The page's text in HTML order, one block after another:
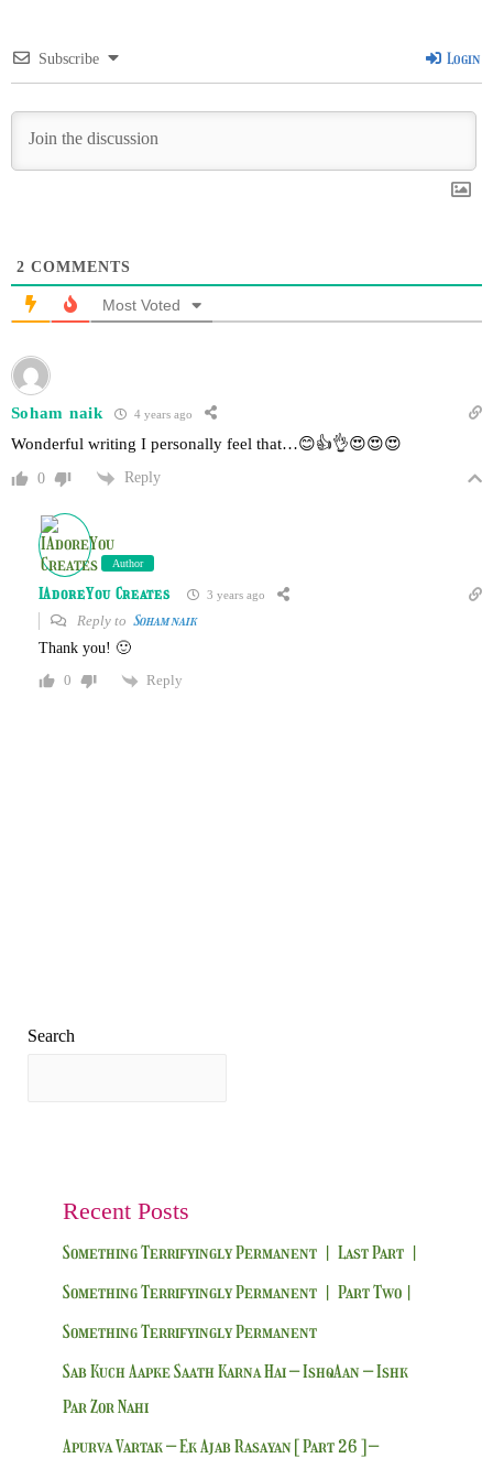
Subscribe Login
2 COMMENTS
Most Voted
Soham naik 4 years ago
Wonderful writing I personally feel that…😊👍👌😍😍😍
0 Reply
Author
IAdoreYou Creates 3 years ago
Reply to Soham naik
Thank you! 🙂
0
Reply
Search
Recent Posts
Something Terrifyingly Permanent | Last Part |
Something Terrifyingly Permanent | Part Two|
Something Terrifyingly Permanent
Sab Kuch Aapke Saath Karna Hai – IshqAan – Ishk
Par Zor Nahi
Apurva Vartak – Ek Ajab Rasayan [ Part 26 ] –